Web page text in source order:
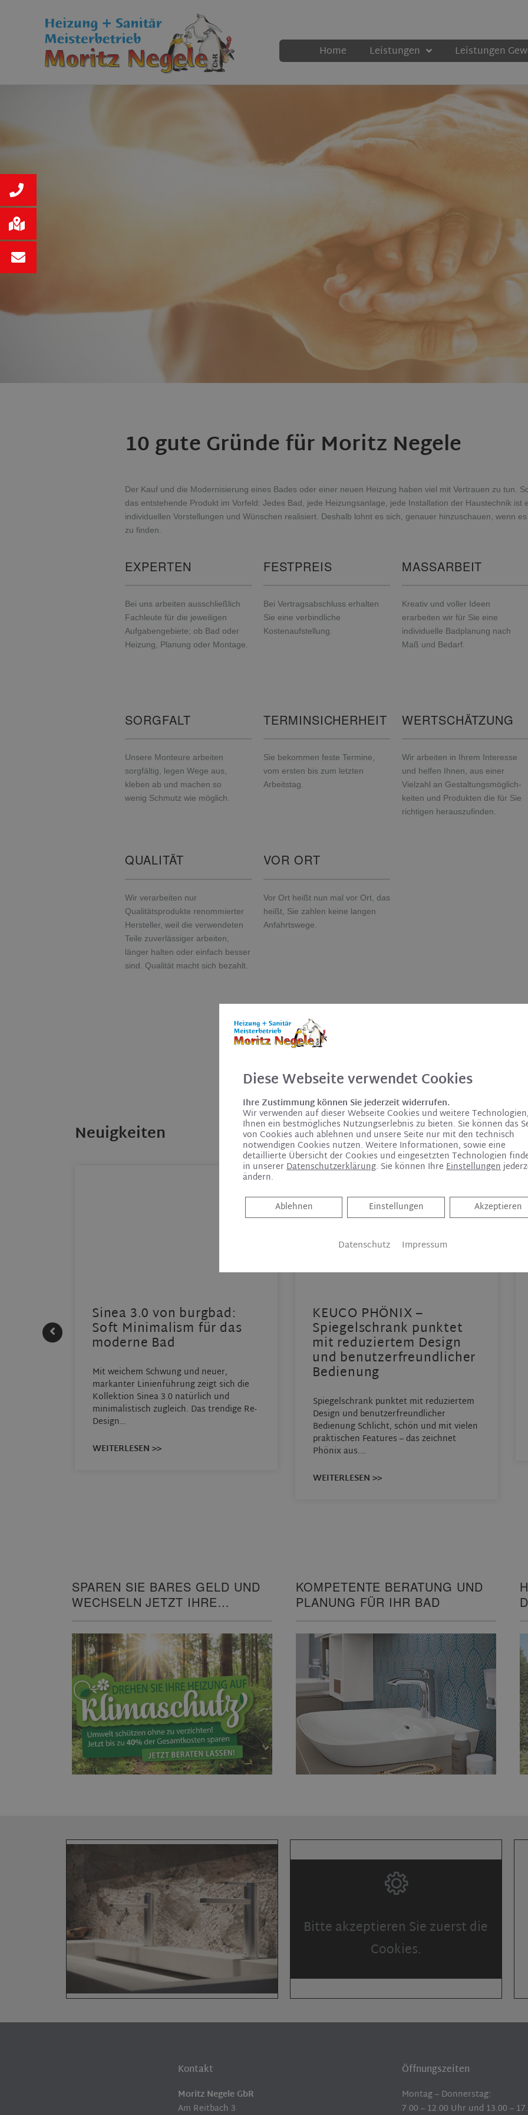
Home Leistungen Leistungen
10 gute Gründe für Moritz Negele
Der Kauf und die Modernisierung eines Bades oder einer neuen Heizung haben viel mit Vertrauen zu tun.
das entstehende Produkt im Vorfeld: Jedes Bad, jede Heizungsanlage, jede Installation der Haustechnik ist
individuellen Vorstellungen und Wünschen realisiert. Deshalb lohnt es sich, genauer hinzuschauen, wenn
zu finden.
EXPERTEN
Bei uns arbeiten ausschließlich
Fachleute für die jeweiligen
Aufgabengebiete; ob Bad oder
Heizung, Planung oder Montage.
FESTPREIS
Bei Vertragsabschluss erhalten
Sie eine verbindliche
Kostenaufstellung.
MASSARBEIT
Kreativ und voller Ideen
erarbeiten wir für Sie eine
individuelle Badplanung nach
Maß und Bedarf.
SORGFALT
Unsere Monteure arbeiten
sorgfältig, legen Wege aus,
kleben ab und machen so
wenig Schmutz wie möglich.
TERMINSICHERHEIT
Sie bekommen feste Termine,
vom ersten bis zum letzten
Arbeitstag.
WERTSCHÄTZUNG
Wir arbeiten in Ihrem Interesse
und helfen Ihnen, aus einer
Vielzahl an Gestaltungsmöglich-
keiten und Produkten die für Sie
richtigen herauszufinden.
QUALITÄT
Wir verarbeiten nur
Qualitätsprodukte renommierter
Hersteller, weil die verwendeten
Teile zuverlässiger arbeiten,
länger halten oder einfach besser
sind. Qualität macht sich bezahlt.
VOR ORT
Vor Ort heißt nun mal vor Ort, das
heißt, Sie zahlen keine langen
Anfahrtswege.
Neuigkeiten
Sinea 3.0 von burgbad:
Soft Minimalism für das
moderne Bad
Mit weichem Schwung und neuer,
markanter Linienführung zeigt sich die
Kollektion Sinea 3.0 natürlich und
minimalistisch zugleich. Das trendige Re-
Design…
WEITERLESEN >>
KEUCO PHÖNIX –
Spiegelschrank punktet
mit reduziertem Design
und benutzerfreundlicher
Bedienung
Spiegelschrank punktet mit reduziertem
Design und benutzerfreundlicher
Bedienung Schlicht, schön und mit vielen
praktischen Features – das zeichnet
Phönix aus.…
WEITERLESEN >>
SPAREN SIE BARES GELD UND
WECHSELN JETZT IHRE
KOMPETENTE BERATUNG UND
PLANUNG FÜR IHR BAD
Bitte akzeptieren Sie zuerst die
Cookies.
Kontakt
Moritz Negele GbR
Am Reitbach 3
Öffnungszeiten
Montag – Donnerstag:
7.00 – 12.00 Uhr und 13.00 –
Diese Webseite verwendet Cookies
Ihre Zustimmung können Sie jederzeit widerrufen.
Wir verwenden auf dieser Webseite Cookies und weitere
Ihnen ein bestmögliches Nutzungserlebnis zu bieten. Sie können das
von Cookies auch ablehnen und unsere Seite nur mit den technisch
notwendigen Cookies nutzen. Weitere Informationen, sowie eine
detaillierte Übersicht der Cookies und eingesetzten Technologien
in unsererDatenschutzerklärung. Sie können Ihre Einstellungen
ändern.
Akzeptieren
Einstellungen
Ablehnen
Ablehnen
Datenschutz Impressum